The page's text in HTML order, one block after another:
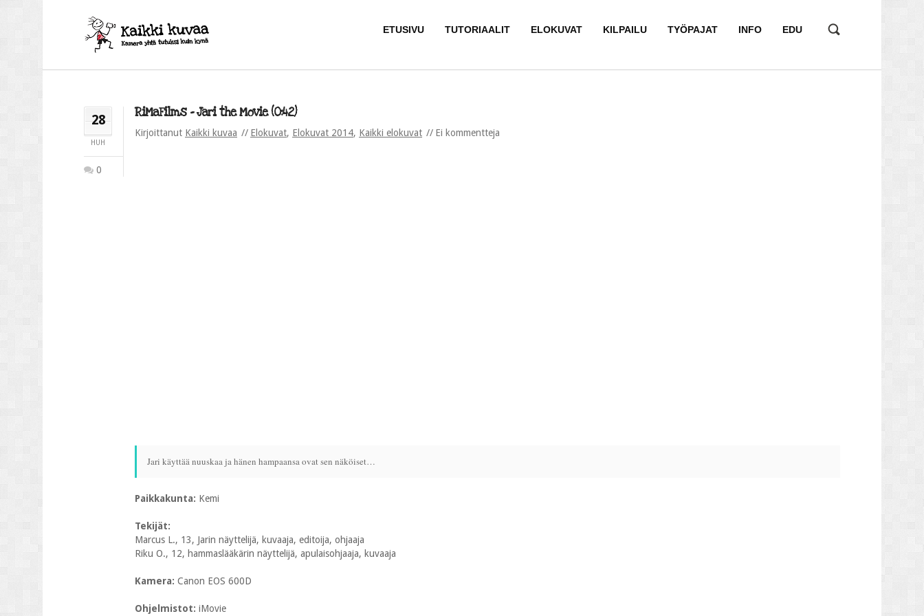
ETUSIVU TUTORIAALIT ELOKUVAT KILPAILU TYÖPAJAT INFO EDU
28
HUH
0
RiMaFilms – Jari the Movie (0:42)
Kirjoittanut Kaikki kuvaa Elokuvat, Elokuvat 2014, Kaikki elokuvat Ei kommentteja
Jari käyttää nuuskaa ja hänen hampaansa ovat sen näköiset…
Paikkakunta: Kemi
Tekijät:
Marcus L., 13, Jarin näyttelijä, kuvaaja, editoija, ohjaaja
Riku O., 12, hammaslääkärin näyttelijä, apulaisohjaaja, kuvaaja
Kamera: Canon EOS 600D
Ohjelmistot: iMovie